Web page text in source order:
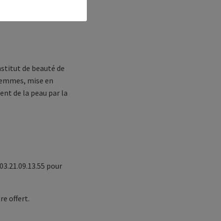
de beauté de
mise en
de la peau par la
pour
offert.